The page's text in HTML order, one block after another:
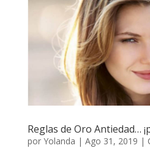
Reglas de Oro Antiedad…
por Yolanda | Ago 31, 2019 |